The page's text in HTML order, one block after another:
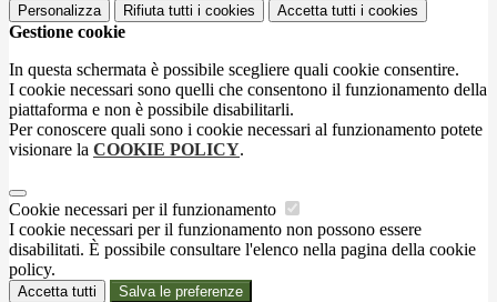
Personalizza Rifiuta tutti i cookies Accetta tutti i cookies
Gestione cookie
In questa schermata è possibile scegliere quali cookie consentire.
I cookie necessari sono quelli che consentono il funzionamento della
piattaforma e non è possibile disabilitarli.
Per conoscere quali sono i cookie necessari al funzionamento potete
visionare la COOKIE POLICY.
Cookie necessari per il funzionamento
I cookie necessari per il funzionamento non possono essere
disabilitati. È possibile consultare l'elenco nella pagina della cookie
policy.
Accetta tutti Salva le preferenze